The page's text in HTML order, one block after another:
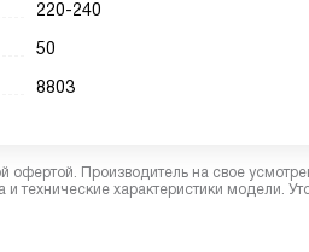
220-240
50
8803
офертой. Производитель на свое
технические характеристики модели.